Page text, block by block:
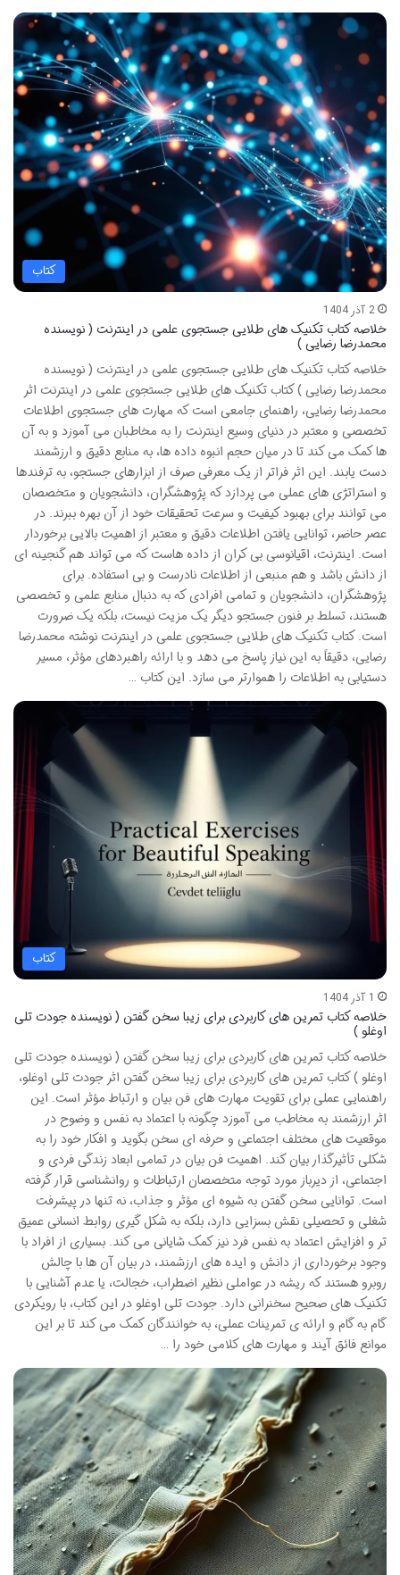
کتاب
2 آذر 1404
خلاصه کتاب تکنیک های طلایی جستجوی علمی در اینترنت ( نویسنده
محمدرضا رضایی )
خلاصه کتاب تکنیک های طلایی جستجوی علمی در اینترنت ( نویسنده
محمدرضا رضایی ) کتاب تکنیک های طلایی جستجوی علمی در اینترنت اثر
محمدرضا رضایی، راهنمای جامعی است که مهارت های جستجوی اطلاعات
تخصصی و معتبر در دنیای وسیع اینترنت را به مخاطبان می آموزد و به آن
ها کمک می کند تا در میان حجم انبوه داده ها، به منابع دقیق و ارزشمند
دست یابند. این اثر فراتر از یک معرفی صرف از ابزارهای جستجو، به ترفندها
و استراتژی های عملی می پردازد که پژوهشگران، دانشجویان و متخصصان
می توانند برای بهبود کیفیت و سرعت تحقیقات خود از آن بهره ببرند. در
عصر حاضر، توانایی یافتن اطلاعات دقیق و معتبر از اهمیت بالایی برخوردار
است. اینترنت، اقیانوسی بی کران از داده هاست که می تواند هم گنجینه ای
از دانش باشد و هم منبعی از اطلاعات نادرست و بی استفاده. برای
پژوهشگران، دانشجویان و تمامی افرادی که به دنبال منابع علمی و تخصصی
هستند، تسلط بر فنون جستجو دیگر یک مزیت نیست، بلکه یک ضرورت
است. کتاب تکنیک های طلایی جستجوی علمی در اینترنت نوشته محمدرضا
رضایی، دقیقاً به این نیاز پاسخ می دهد و با ارائه راهبردهای مؤثر، مسیر
دستیابی به اطلاعات را هموارتر می سازد. این کتاب …
کتاب
1 آذر 1404
خلاصه کتاب تمرین های کاربردی برای زیبا سخن گفتن ( نویسنده جودت تلی
اوغلو )
خلاصه کتاب تمرین های کاربردی برای زیبا سخن گفتن ( نویسنده جودت تلی
اوغلو ) کتاب تمرین های کاربردی برای زیبا سخن گفتن اثر جودت تلی اوغلو،
راهنمایی عملی برای تقویت مهارت های فن بیان و ارتباط مؤثر است. این
اثر ارزشمند به مخاطب می آموزد چگونه با اعتماد به نفس و وضوح در
موقعیت های مختلف اجتماعی و حرفه ای سخن بگوید و افکار خود را به
شکلی تأثیرگذار بیان کند. اهمیت فن بیان در تمامی ابعاد زندگی فردی و
اجتماعی، از دیرباز مورد توجه متخصصان ارتباطات و روانشناسی قرار گرفته
است. توانایی سخن گفتن به شیوه ای مؤثر و جذاب، نه تنها در پیشرفت
شغلی و تحصیلی نقش بسزایی دارد، بلکه به شکل گیری روابط انسانی عمیق
تر و افزایش اعتماد به نفس فرد نیز کمک شایانی می کند. بسیاری از افراد با
وجود برخورداری از دانش و ایده های ارزشمند، در بیان آن ها با چالش
روبرو هستند که ریشه در عواملی نظیر اضطراب، خجالت، یا عدم آشنایی با
تکنیک های صحیح سخنرانی دارد. جودت تلی اوغلو در این کتاب، با رویکردی
گام به گام و ارائه ی تمرینات عملی، به خوانندگان کمک می کند تا بر این
موانع فائق آیند و مهارت های کلامی خود را …